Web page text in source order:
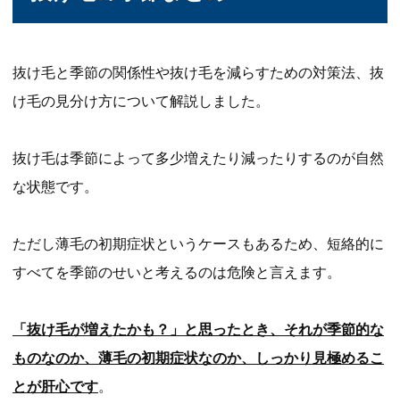
抜け毛と季節の関係性や抜け毛を減らすための対策法、抜
け毛の見分け方について解説しました。
抜け毛は季節によって多少増えたり減ったりするのが自然
な状態です。
ただし薄毛の初期症状というケースもあるため、短絡的に
すべてを季節のせいと考えるのは危険と言えます。
「抜け毛が増えたかも？」と思ったとき、それが季節的な
ものなのか、薄毛の初期症状なのか、しっかり見極めるこ
とが肝心です。